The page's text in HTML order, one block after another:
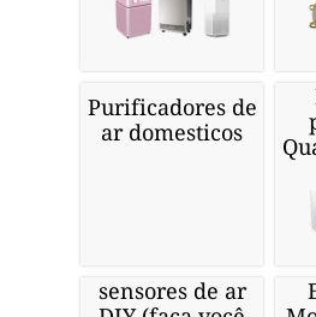
Purificadores de
ar domesticos
sensores de ar